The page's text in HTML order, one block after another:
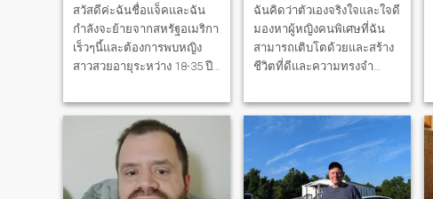
สวัสดีค่ะฉันชื่อแจ็คและฉัน
กำลังจะย้ายจากสหรัฐอเมริกา
เร็วๆนี้และต้องการพบหญิง
สาวสวยอายุระหว่าง 18-35 ปี
ประเทศไทยและไปจากที่นั่น
ฉันคิดว่าตัวเองจริงใจและใจดี
มองหาผู้หญิงคนพิเศษที่ฉัน
สามารถเติบโตด้วยและสร้าง
ชีวิตที่ดีและความทรงจำ